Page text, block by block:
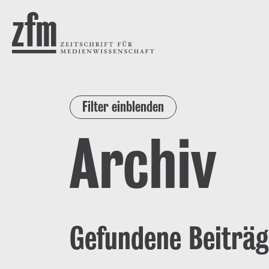
ZEITSCHRIFT FÜR
MEDIENWISSENSCHAFT
Filter einblenden
Archiv
Gefundene